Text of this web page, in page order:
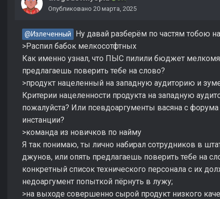
Опубликовано 20 марта, 2025
@Излеченный
Ну давай разберём по частям тобою
>Распил бабок мелкосотфтных
Как именно узнал, что ПЫС пилили бюджет
предлагаешь поверить тебе на слово?
>продукт нацеленный на западную аудиторию и
Критерии нацеленности продукта на западную
пожалуйста? Или псевдоаргументы васяна с
инстанции?
>команда из новичков по найму
Я так понимаю, ты лично набирал сотрудников в
джунов, или опять предлагаешь поверить тебе на
конкретный список технического персонала с их
недоаргумент попыткой пёрнуть в лужу;
>на выходе совершенно сырой продукт низкого